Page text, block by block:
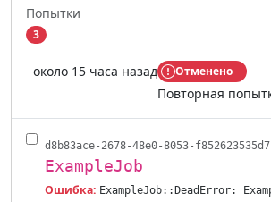
Попытки
3
около 15 часа назад Отменено
Повторная
d8b83ace-2678-48e0-8053-f852623535d7
ExampleJob
Ошибка: ExampleJob::DeadError: